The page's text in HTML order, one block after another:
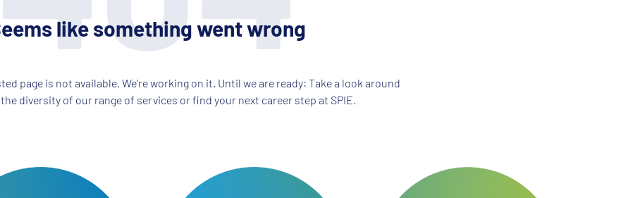
like something went wrong
page is not available. We're working on it. Until we are ready: Take a look around
diversity of our range of services or find your next career step at SPIE.